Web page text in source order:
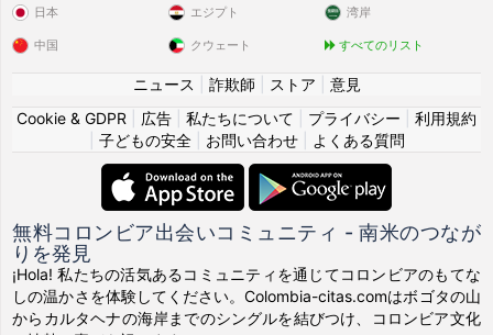
日本
中国
エジプト
クウェート
湾岸
すべてのリスト
ニュース 詐欺師 ストア
意見
Cookie & GDPR
広告 私たちについて プライバシー
利用規約
子どもの安全| お問い合わせ| よくある質問
無料コロンビア出会いコミュニティ - 南米のつなが
りを発見
¡Hola! 私たちの活気あるコミュニティを通じてコロンビアのもてな
しの温かさを体験してください。Colombia-citas.comはボゴタの山
からカルタヘナの海岸までのシングルを結びつけ、コロンビア文化